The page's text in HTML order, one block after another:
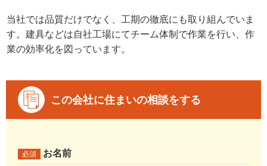
当社では品質だけでなく、工期の徹底にも取り組んでいま
す。建具などは自社工場にてチーム体制で作業を行い、作
業の効率化を図っています。
この会社に住まいの相談をする
必須 お名前